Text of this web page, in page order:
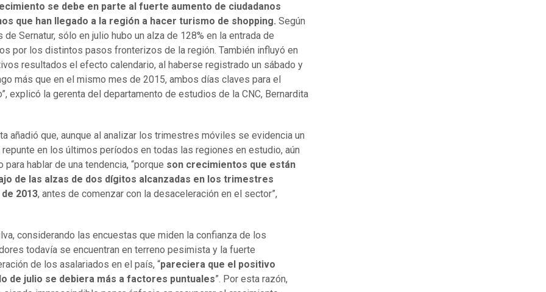
se debe en parte al fuerte aumento de ciudadanos
que han llegado a la región a hacer turismo de shopping. Según
de Sernatur, sólo en julio hubo un alza de 128% en la entrada de
por los distintos pasos fronterizos de la región. También influyó en
resultados el efecto calendario, al haberse registrado un sábado y
más que en el mismo mes de 2015, ambos días claves para el
explicó la gerenta del departamento de estudios de la CNC, Bernardita
añadió que, aunque al analizar los trimestres móviles se evidencia un
repunte en los últimos períodos en todas las regiones en estudio, aún
para hablar de una tendencia, “porque son crecimientos que están
de las alzas de dos dígitos alcanzadas en los trimestres
2013, antes de comenzar con la desaceleración en el sector”,
considerando las encuestas que miden la confianza de los
todavía se encuentran en terreno pesimista y la fuerte
de los asalariados en el país, “pareciera que el positivo
de julio se debiera más a factores puntuales”. Por esta razón,